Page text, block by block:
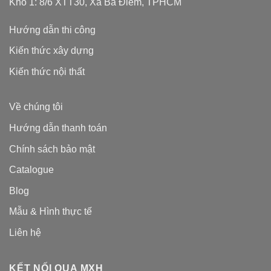
Hướng dẫn thi công
Kiến thức xây dựng
Kiến thức nội thất
Về chúng tôi
Hướng dẫn thanh toán
Chính sách bảo mật
Catalogue
Blog
Mẫu & Hình thực tế
Liên hệ
KẾT NỐI QUA MXH